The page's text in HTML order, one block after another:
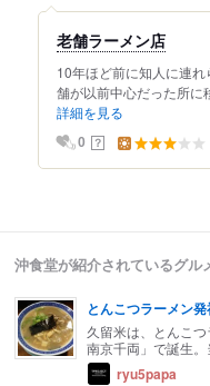
老舗ラーメン店
10年ほど前に知人に連
舗が以前中心だった所に
詳細を見る
0 ？
沖食堂が紹介されているグル
とんこつラーメン
久留米は、とんこ
南京千両」で誕生
ryu5papa